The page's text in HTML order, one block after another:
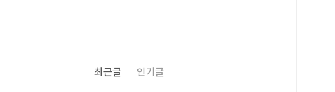
최근글 인기글